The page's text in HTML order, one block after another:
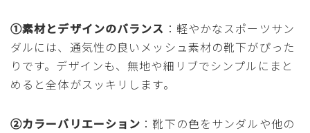
①素材とデザインのバランス ：軽やかなスポーツサン
ダルには、通気性の良いメッシュ素材の靴下がぴった
りです。デザインも、無地や細リブでシンプルにまと
めると全体がスッキリします。
②カラーバリエーション ：靴下の色をサンダルや他の